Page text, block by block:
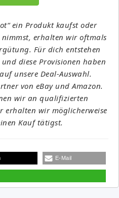
ein Produkt kaufst oder
erhalten wir oftmals
Für dich entstehen
diese Provisionen haben
unsere Deal-Auswahl.
von eBay und Amazon.
wir an qualifizierten
erhalten wir möglicherweise
Kauf tätigst.
E-Mail